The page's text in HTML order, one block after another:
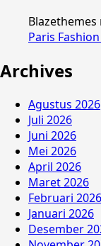
Blazethemes
Paris
Archives
Agustus 2026
Juli 2026
Juni 2026
Mei 2026
April 2026
Maret 2026
Februari 2026
Januari 2026
Desember